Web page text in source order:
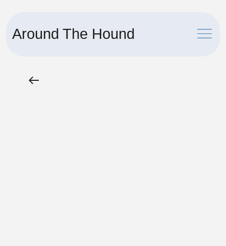
Around The Hound